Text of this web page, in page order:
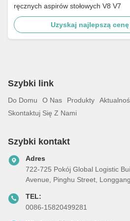
ręcznych aspirów stołowych V8 V7
Uzyskaj najlepszą cenę
Szybki link
Do Domu O Nas Produkty
Skontaktuj Się Z Nami
Szybki kontakt
Adres
722-725 Pokój Global Logistic
Avenue, Pinghu Street,
TEL:
0086-15820499281